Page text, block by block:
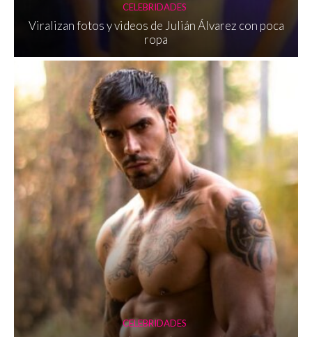
CELEBRIDADES
Viralizan fotos y videos de Julián Álvarez con poca
ropa
CELEBRIDADES